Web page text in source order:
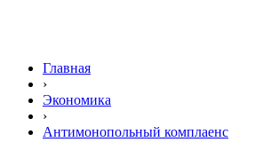
Главная
›
Экономика
›
Антимонопольный комплаенс